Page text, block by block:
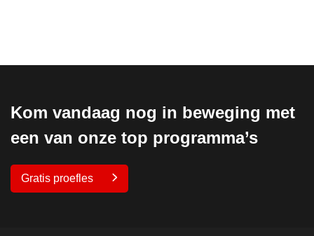
Kom vandaag nog in beweging met
een van onze top programma’s
Gratis proefles